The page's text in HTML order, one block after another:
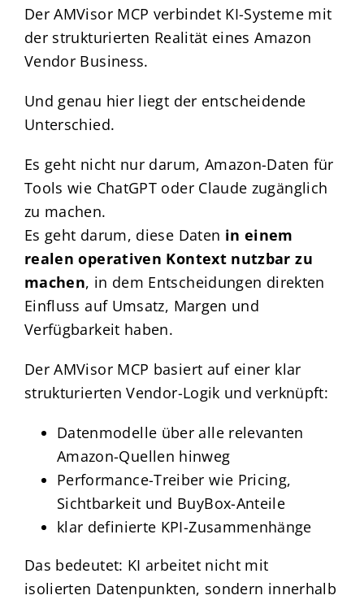
Der AMVisor MCP verbindet KI-Systeme mit
der strukturierten Realität eines Amazon
Vendor Business.
Und genau hier liegt der entscheidende
Unterschied.
Es geht nicht nur darum, Amazon-Daten für
Tools wie ChatGPT oder Claude zugänglich
zu machen.
Es geht darum, diese Daten in einem
realen operativen Kontext nutzbar zu
machen, in dem Entscheidungen direkten
Einfluss auf Umsatz, Margen und
Verfügbarkeit haben.
Der AMVisor MCP basiert auf einer klar
strukturierten Vendor-Logik und verknüpft:
Datenmodelle über alle relevanten
Amazon-Quellen hinweg
Performance-Treiber wie Pricing,
Sichtbarkeit und BuyBox-Anteile
klar definierte KPI-Zusammenhänge
Das bedeutet: KI arbeitet nicht mit
isolierten Datenpunkten, sondern innerhalb